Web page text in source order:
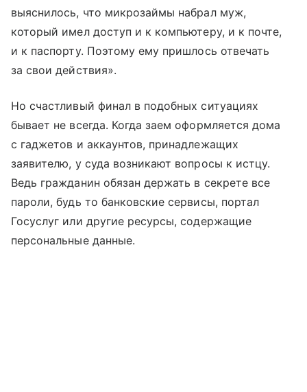
выяснилось, что микрозаймы набрал муж,
который имел доступ и к компьютеру, и к почте,
и к паспорту. Поэтому ему пришлось отвечать
за свои действия».
Но счастливый финал в подобных ситуациях
бывает не всегда. Когда заем оформляется дома
с гаджетов и аккаунтов, принадлежащих
заявителю, у суда возникают вопросы к истцу.
Ведь гражданин обязан держать в секрете все
пароли, будь то банковские сервисы, портал
Госуслуг или другие ресурсы, содержащие
персональные данные.